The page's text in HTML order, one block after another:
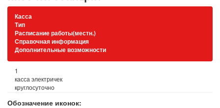
Касса
Тип
Расписание работы(местн.)
Справочная информация
Дополнительные возможности
1
касса электричек
круглосуточно
Обозначение иконок: